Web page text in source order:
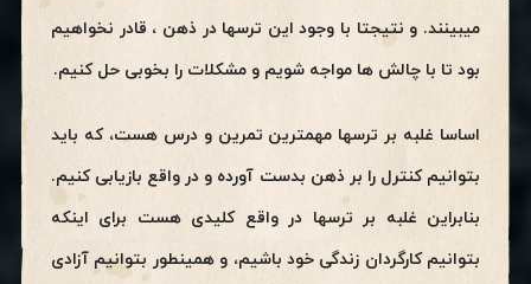
میبینند. و نتیجتا با وجود این ترسها در ذهن ، قادر نخواهیم
بود تا با چالش ها مواجه شویم و مشکلات را بخوبی حل کنیم.
اساسا غلبه بر ترسها مهمترین تمرین و درس هست، که باید
بتوانیم کنترل را بر ذهن بدست آورده و در واقع بازیابی کنیم.
بنابراین غلبه بر ترسها در واقع کلیدی هست برای اینکه
بتوانیم کارگردان زندگی خود باشیم، و همینطور بتوانیم آزادی